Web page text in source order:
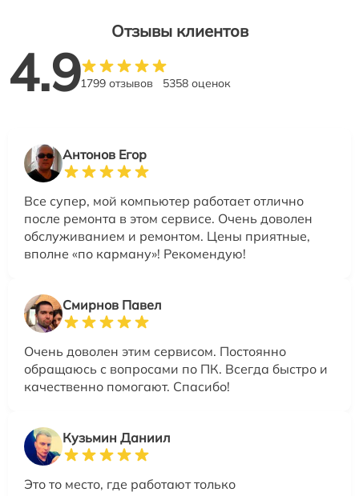
Отзывы клиентов
4.91799 отзывов 5358 оценок
Антонов Егор
Все супер, мой компьютер работает отлично
после ремонта в этом сервисе. Очень доволен
обслуживанием и ремонтом. Цены приятные,
вполне «по карману»! Рекомендую!
Смирнов Павел
Очень доволен этим сервисом. Постоянно
обращаюсь с вопросами по ПК. Всегда быстро и
качественно помогают. Спасибо!
Кузьмин Даниил
Это то место, где работают только